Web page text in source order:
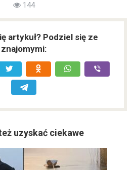
144
artykuł? Podziel się ze
znajomymi:
uzyskać ciekawe